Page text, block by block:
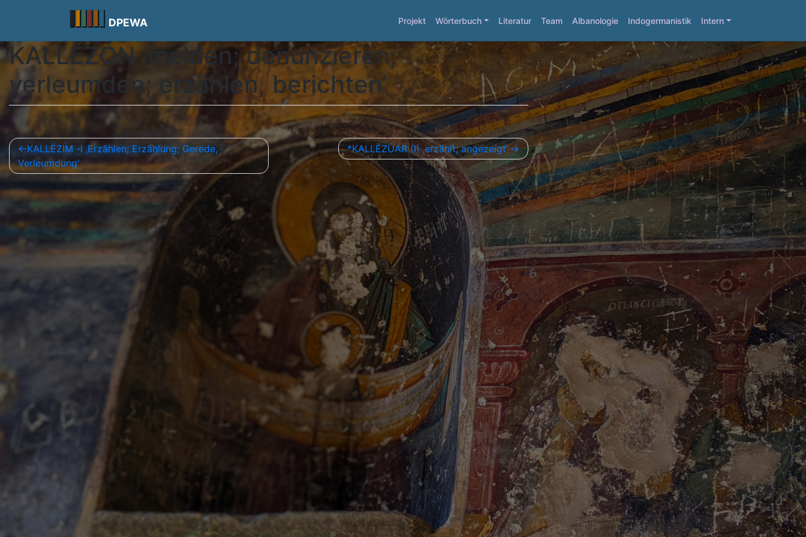
DPEWA Projekt Wörterbuch Literatur Team Albanologie Indogermanistik Intern
KALLËZÓN ‚melden; denunzieren;
verleumden; erzählen, berichten‘
Beitragsnavigation
KALLËZÍM -i ‚Erzählen; Erzählung; Gerede,
Verleumdung‘
*KALLËZÚAR (I) ‚erzählt; angezeigt‘